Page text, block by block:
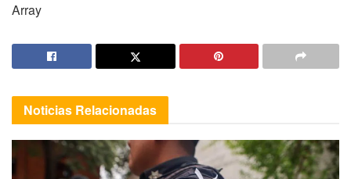
Array
Noticias Relacionadas